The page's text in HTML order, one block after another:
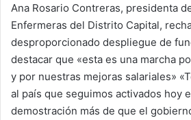
Ana Rosario Contreras, presidenta
Enfermeras del Distrito Capital,
desproporcionado despliegue de
destacar que «esta es una marcha
y por nuestras mejoras salariales»
al país que seguimos activados hoy
demostración más de que el